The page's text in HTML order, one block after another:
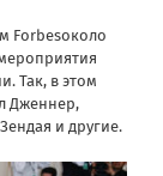
Forbesоколо
Так, в этом
Дженнер,
и другие.